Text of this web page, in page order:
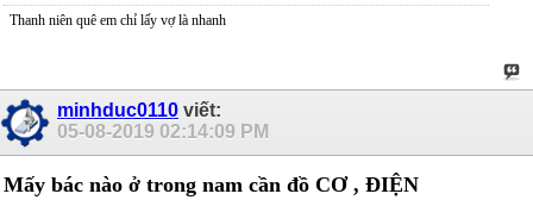
Thanh niên quê em chỉ lấy vợ là nhanh
minhduc0110 viết:
05-08-2019 02:14:09 PM
Mấy bác nào ở trong nam cần đồ CƠ , ĐIỆN